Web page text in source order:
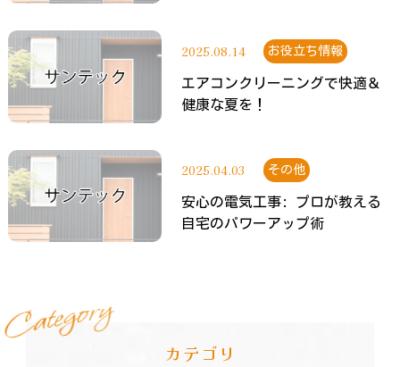
2025.08.14 お役立ち情報
エアコンクリーニングで快適＆
健康な夏を！
2025.04.03 その他
安心の電気工事: プロが教える
自宅のパワーアップ術
Category
カテゴリ